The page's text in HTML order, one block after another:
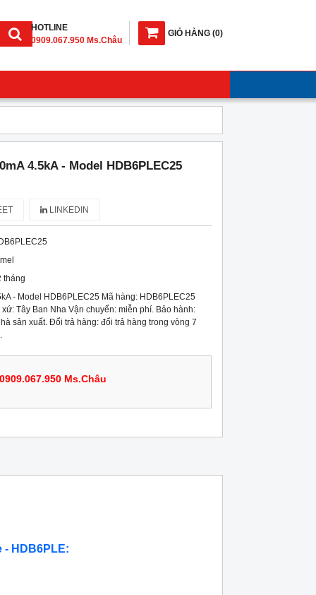
GIỎ HÀNG (0)
HOTLINE
0909.067.950 Ms.Châu
4.5kA - Model HDB6PLEC25
LINKEDIN
tháng
- Model HDB6PLEC25 Mã hàng: HDB6PLEC25
Tây Ban Nha Vận chuyển: miễn phí. Bảo hành:
sản xuất. Đổi trả hàng: đổi trả hàng trong vòng 7
0909.067.950 Ms.Châu
- HDB6PLE: